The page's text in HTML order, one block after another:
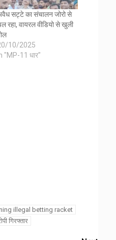
सट्टे का संचालन जोरो से
रहा, वायरल वीडियो से खुली
10/2025
"MP-11 धार"
illegal betting racket
गिरफ्तार